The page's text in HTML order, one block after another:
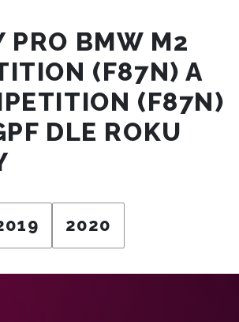
PRO BMW M2
(F87N) A
(F87N)
DLE ROKU
2020